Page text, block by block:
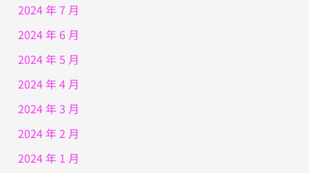
2024 年 7 月
2024 年 6 月
2024 年 5 月
2024 年 4 月
2024 年 3 月
2024 年 2 月
2024 年 1 月